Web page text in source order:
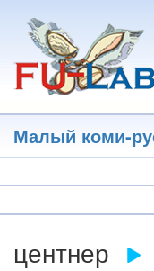
основному
содержанию
Малый коми-
центнер